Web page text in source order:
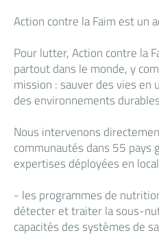
Action contre la Faim est un
Pour lutter, Action contre la
partout dans le monde, y
mission : sauver des vies
des environnements
Nous intervenons
communautés dans 55 pays
expertises déployées en
- les programmes de
détecter et traiter la sous-
capacités des systèmes de